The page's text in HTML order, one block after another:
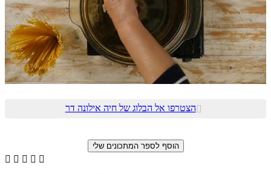
הצטרפו אל הבלוג של חיה אילונה דר
    